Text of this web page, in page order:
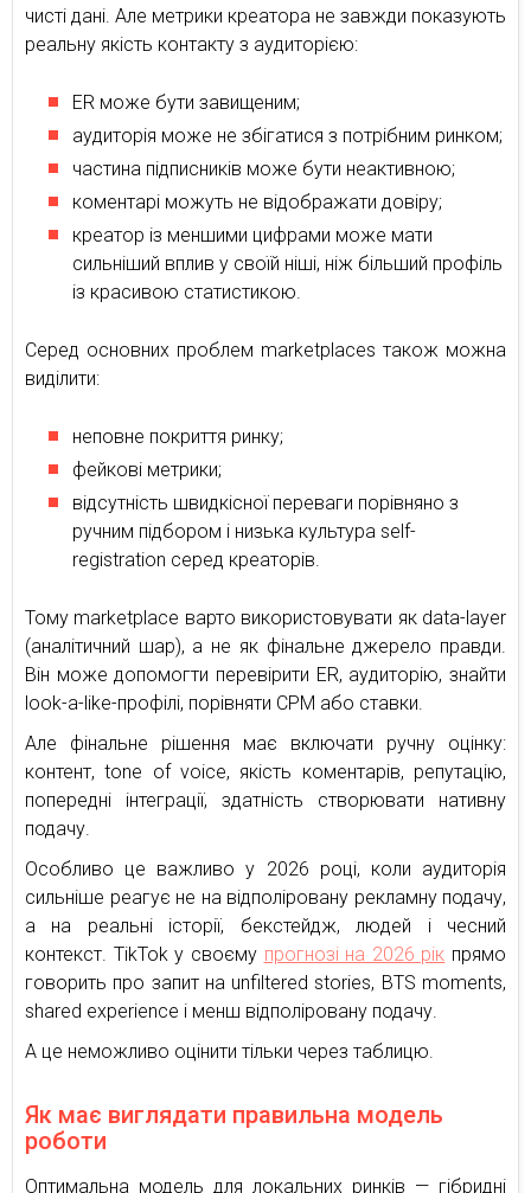
чисті дані. Але метрики креатора не завжди показують
реальну якість контакту з аудиторією:
ER може бути завищеним;
аудиторія може не збігатися з потрібним ринком;
частина підписників може бути неактивною;
коментарі можуть не відображати довіру;
креатор із меншими цифрами може мати
сильніший вплив у своїй ніші, ніж більший профіль
із красивою статистикою.
Серед основних проблем marketplaces також можна
виділити:
неповне покриття ринку;
фейкові метрики;
відсутність швидкісної переваги порівняно з
ручним підбором і низька культура self-
registration серед креаторів.
Тому marketplace варто використовувати як data-layer
(аналітичний шар), а не як фінальне джерело правди.
Він може допомогти перевірити ER, аудиторію, знайти
look-a-like-профілі, порівняти CPM або ставки.
Але фінальне рішення має включати ручну оцінку:
контент, tone of voice, якість коментарів, репутацію,
попередні інтеграції, здатність створювати нативну
подачу.
Особливо це важливо у 2026 році, коли аудиторія
сильніше реагує не на відполіровану рекламну подачу,
а на реальні історії, бекстейдж, людей і чесний
контекст. TikTok у своєму прогнозі на 2026 рік прямо
говорить про запит на unfiltered stories, BTS moments,
shared experience і менш відполіровану подачу.
А це неможливо оцінити тільки через таблицю.
Як має виглядати правильна модель
роботи
Оптимальна модель для локальних ринків — гібридні